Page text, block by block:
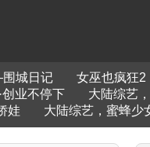
城日记 女巫也疯狂2
创业不停下
大陆综艺
娃 大陆综艺，蜜蜂少